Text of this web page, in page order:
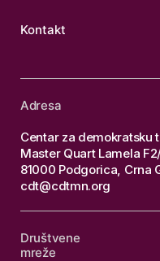
Kontakt
Adresa
Centar za demokratsku
Master Quart Lamela
81000 Podgorica, Crna
cdt@cdtmn.org
Društvene
mreže